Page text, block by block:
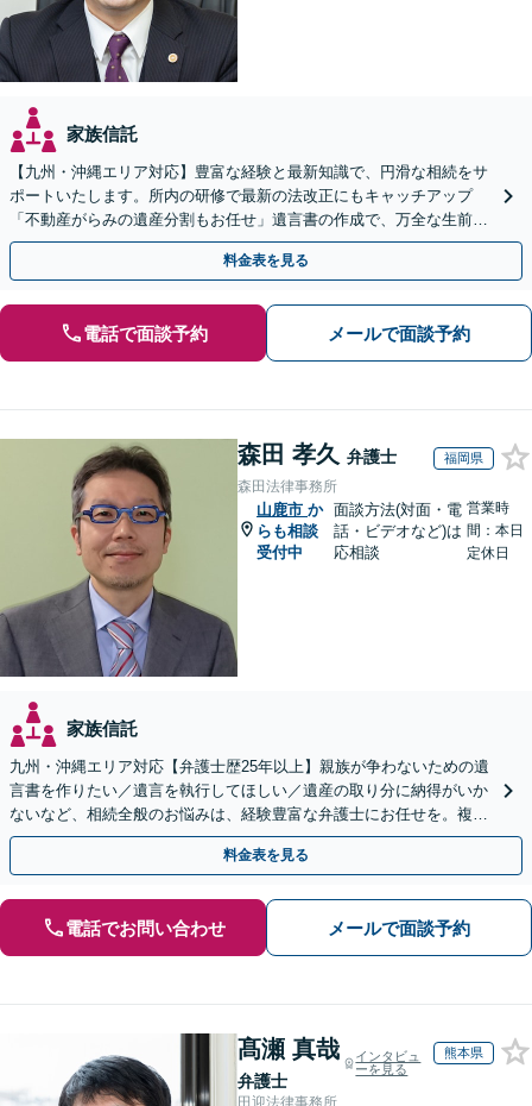
家族信託
【九州・沖縄エリア対応】豊富な経験と最新知識で、円滑な相続をサ
ポートいたします。所内の研修で最新の法改正にもキャッチアップ
「不動産がらみの遺産分割もお任せ」遺言書の作成で、万全な生前対
策をおこないましょう【夜間・休日面談可】
料金表を見る
電話で面談予約 メールで面談予約
森田 孝久 弁護士 福岡県
森田法律事務所
山鹿市 か
らも相談
受付中
面談方法(対面・電
話・ビデオなど)は
応相談
営業時
間：本日
定休日
家族信託
九州・沖縄エリア対応【弁護士歴25年以上】親族が争わないための遺
言書を作りたい／遺言を執行してほしい／遺産の取り分に納得がいか
ないなど、相続全般のお悩みは、経験豊富な弁護士にお任せを。複雑
な問題も粘り強く対応し、解決に導きます。
料金表を見る
電話でお問い合わせ メールで面談予約
髙瀬 真哉
弁護士
インタビュ
ーを見る
熊本県
田迎法律事務所